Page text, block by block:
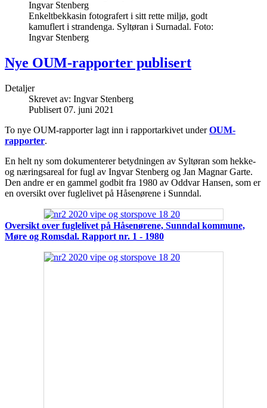
Enkeltbekkasin fotografert i sitt rette miljø, godt
kamuflert i strandenga. Syltøran i Surnadal. Foto:
Ingvar Stenberg
Nye OUM-rapporter publisert
Detaljer
Skrevet av: Ingvar Stenberg
Publisert 07. juni 2021
To nye OUM-rapporter lagt inn i rapportarkivet underOUM-
rapporter.
En helt ny som dokumenterer betydningen av Syltøran som hekke-
og næringsareal for fugl av Ingvar Stenberg og Jan Magnar Garte.
Den andre er en gammel godbit fra 1980 av Oddvar Hansen, som er
en oversikt over fuglelivet på Håsenørene i Sunndal.
Oversikt over fuglelivet på Håsenørene, Sunndal kommune,
Møre og Romsdal. Rapport nr. 1 - 1980